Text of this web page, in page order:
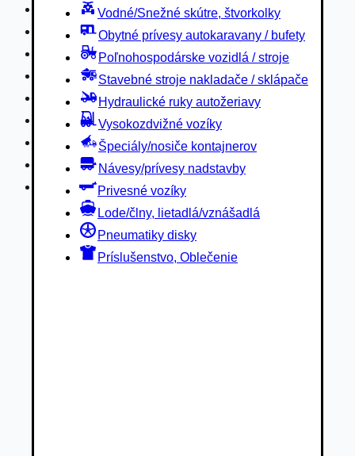
Vodné/Snežné skútre, štvorkolky
Obytné prívesy autokaravany / bufety
Poľnohospodárske vozidlá / stroje
Stavebné stroje nakladače / sklápače
Hydraulické ruky autožeriavy
Vysokozdvižné vozíky
Špeciály/nosiče kontajnerov
Návesy/prívesy nadstavby
Privesné vozíky
Lode/člny, lietadlá/vznášadlá
Pneumatiky disky
Príslušenstvo, Oblečenie
Stavebné stroje nakladače / sklápače
Hydraulické ruky autožeriavy
Vysokozdvižné vozíky
Špeciály/nosiče kontajnerov
Návesy/prívesy nadstavby
Privesné vozíky
Lode/člny, lietadlá/vznášadlá
Pneumatiky disky
Príslušenstvo, Oblečenie